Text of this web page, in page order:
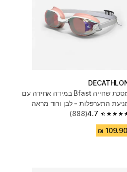
מסכת שחייה Bfast במידה אחידה עם
התערפלות - לבן ורוד מראה
4.7
4.7 out of 5 stars from
(888)